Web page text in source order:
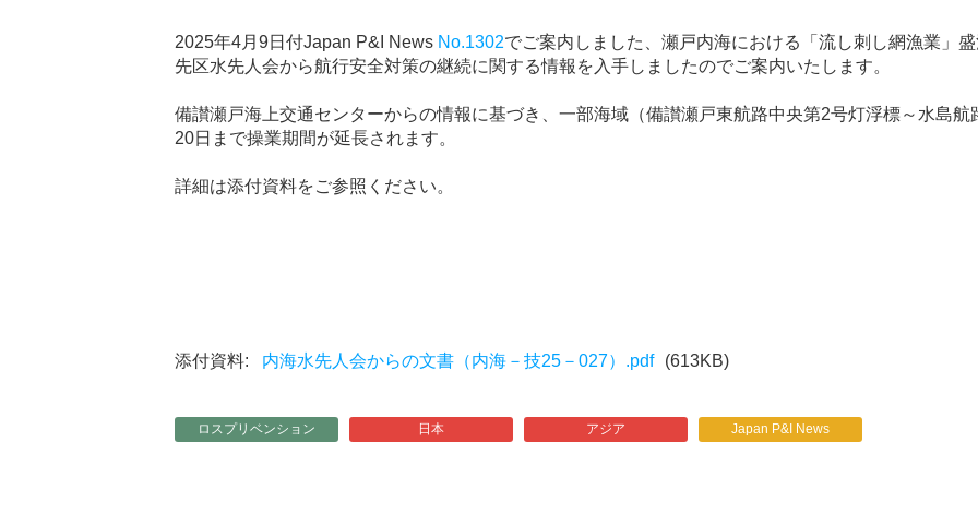
2025年4月9日付Japan P&I News No.1302でご案内しました、瀬戸内海における「流し刺し網漁業」
先区水先人会から航行安全対策の継続に関する情報を入手しましたのでご案内いたします。
備讃瀬戸海上交通センターからの情報に基づき、一部海域（備讃瀬戸東航路中央第2号灯浮標～水島
20日まで操業期間が延長されます。
詳細は添付資料をご参照ください。
内海水先人会からの文書（内海－技25－027）.pdf (613KB)
ロスプリベンション 日本 アジア Japan P&I News